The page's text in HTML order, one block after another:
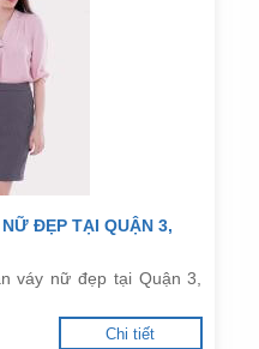
ĐẸP TẠI QUẬN 3,
váy nữ đẹp tại Quận 3,
Chi tiết